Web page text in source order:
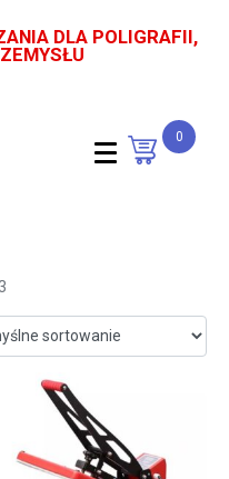
DLA POLIGRAFII,
0